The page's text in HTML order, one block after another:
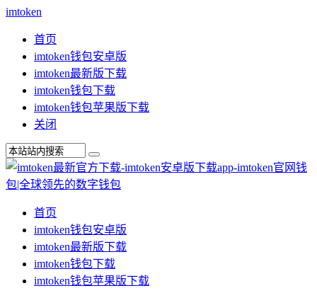
imtoken
首页
imtoken钱包安卓版
imtoken最新版下载
imtoken钱包下载
imtoken钱包苹果版下载
关闭
首页
imtoken钱包安卓版
imtoken最新版下载
imtoken钱包下载
imtoken钱包苹果版下载